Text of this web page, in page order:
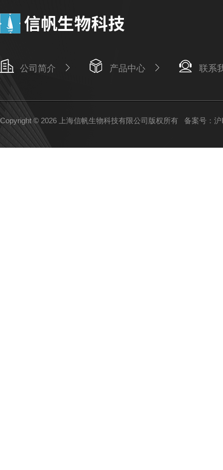
公司简介 产品中心 联系
Copyright © 2026 上海信帆生物科技有限公司版权所有 备案号：